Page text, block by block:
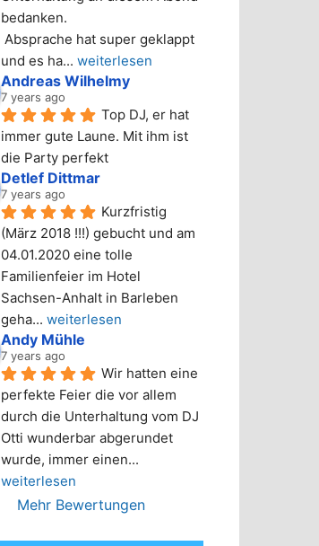
bedanken.
Absprache hat super geklappt
und es ha... weiterlesen
Andreas Wilhelmy
7 years ago
Top DJ, er hat
immer gute Laune. Mit ihm ist
die Party perfekt
Detlef Dittmar
7 years ago
Kurzfristig
(März 2018 !!!) gebucht und am
04.01.2020 eine tolle
Familienfeier im Hotel
Sachsen-Anhalt in Barleben
geha... weiterlesen
Andy Mühle
7 years ago
Wir hatten eine
perfekte Feier die vor allem
durch die Unterhaltung vom DJ
Otti wunderbar abgerundet
wurde, immer einen
weiterlesen
Mehr Bewertungen